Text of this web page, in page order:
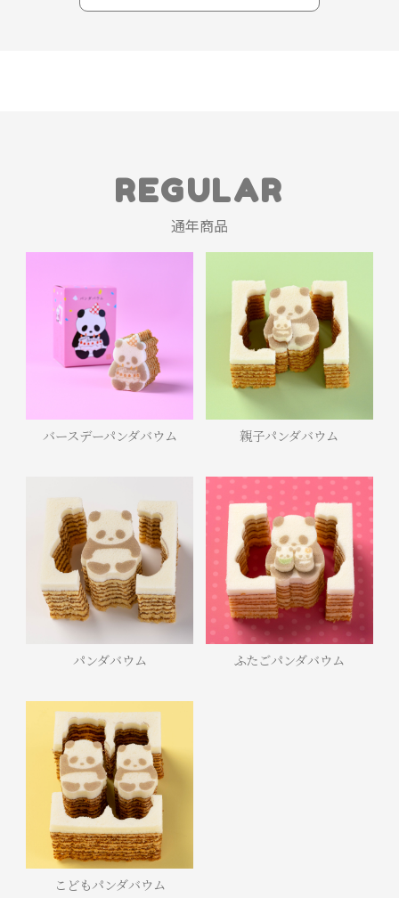
REGULAR
通年商品
バースデーパンダバウム 親子パンダバウム
パンダバウム ふたごパンダバウム
こどもパンダバウム